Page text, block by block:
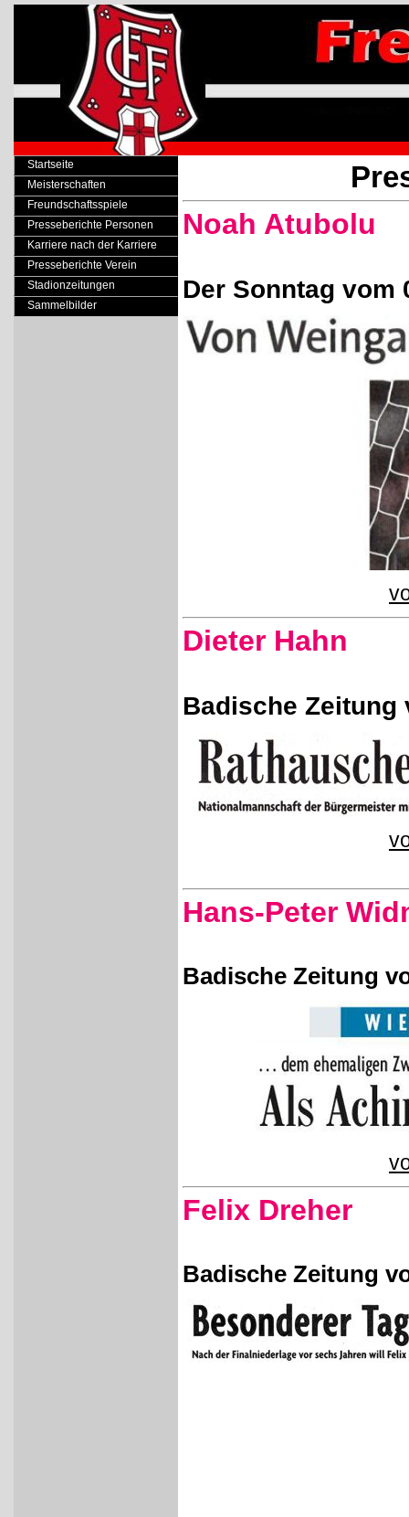
Startseite
Meisterschaften
Freundschaftsspiele
Presseberichte Personen
Karriere nach der Karriere
Presseberichte Verein
Stadionzeitungen
Sammelbilder
Noah Atubolu
Der Sonntag vom
Dieter Hahn
Badische Zeitung
Hans-Peter
Badische Zeitung
Felix Dreher
Badische Zeitung